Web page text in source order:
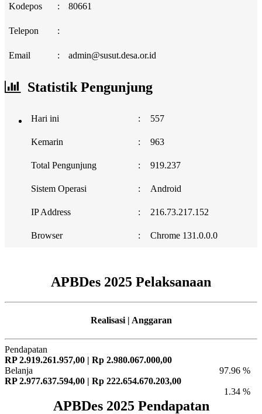
Kodepos : 80661
Telepon :
Email : admin@susut.desa.or.id
Statistik Pengunjung
Hari ini : 557
Kemarin : 963
Total Pengunjung : 919.237
Sistem Operasi : Android
IP Address : 216.73.217.152
Browser : Chrome 131.0.0.0
APBDes 2025 Pelaksanaan
Realisasi | Anggaran
Pendapatan
RP 2.919.261.957,00 | Rp 2.980.067.000,00
97.96 %
Belanja
RP 2.977.637.594,00 | Rp 222.654.670.203,00
1.34 %
APBDes 2025 Pendapatan